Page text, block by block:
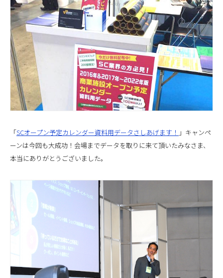
「SCオープン予定カレンダー資料用データさしあげます！ 」キャンペ
ーンは今回も大成功！会場までデータを取りに来て頂いたみなさま、
本当にありがとうございました。